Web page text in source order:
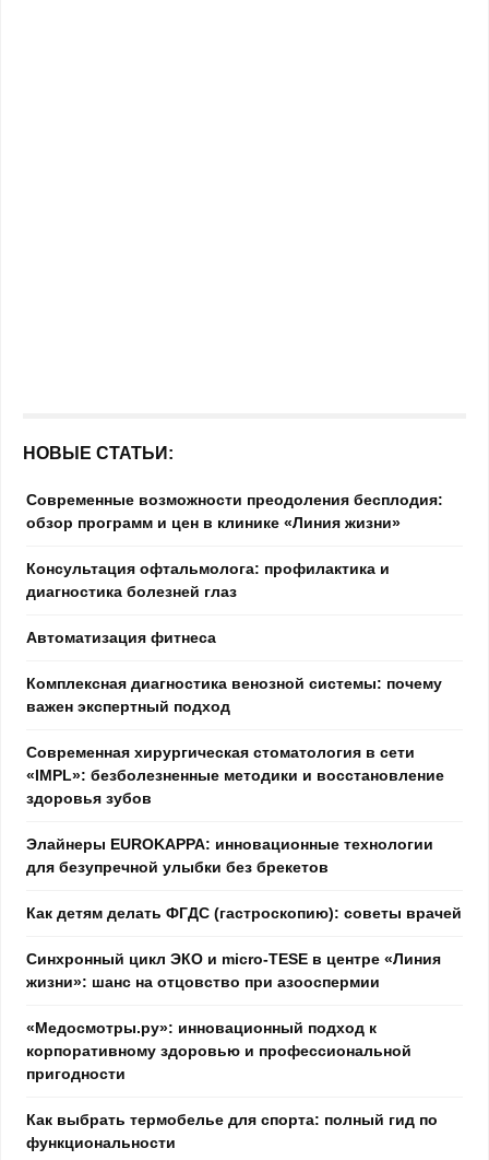
НОВЫЕ СТАТЬИ:
Современные возможности преодоления бесплодия:
обзор программ и цен в клинике «Линия жизни»
Консультация офтальмолога: профилактика и
диагностика болезней глаз
Автоматизация фитнеса
Комплексная диагностика венозной системы: почему
важен экспертный подход
Современная хирургическая стоматология в сети
«IMPL»: безболезненные методики и восстановление
здоровья зубов
Элайнеры EUROKAPPA: инновационные технологии
для безупречной улыбки без брекетов
Как детям делать ФГДС (гастроскопию): советы врачей
Синхронный цикл ЭКО и micro-TESE в центре «Линия
жизни»: шанс на отцовство при азооспермии
«Медосмотры.ру»: инновационный подход к
корпоративному здоровью и профессиональной
пригодности
Как выбрать термобелье для спорта: полный гид по
функциональности